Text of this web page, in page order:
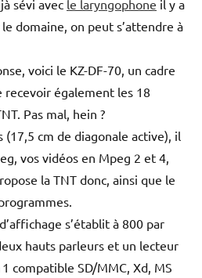
sévi avec le laryngophone il y a
domaine, on peut s’attendre à
voici le KZ-DF-70, un cadre
recevoir également les 18
Pas mal, hein ?
(17,5 cm de diagonale active), il
vos vidéos en Mpeg 2 et 4,
la TNT donc, ainsi que le
s’établit à 800 par
hauts parleurs et un lecteur
compatible SD/MMC, Xd, MS